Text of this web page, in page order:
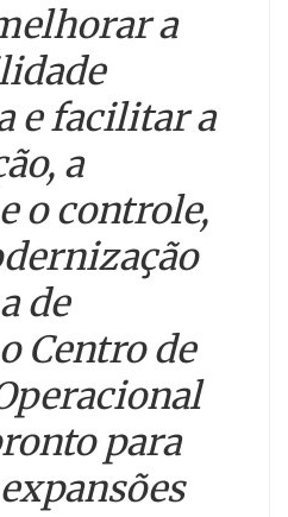
a
e facilitar a
a
o controle,
de
Centro de
para